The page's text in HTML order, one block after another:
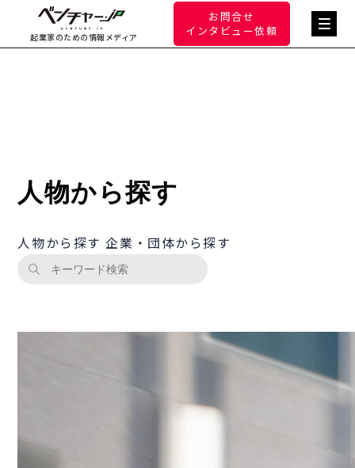
起業家のための情報メディア
お問合せ
インタビュー依頼
人物から探す
人物から探す 企業・団体から探す